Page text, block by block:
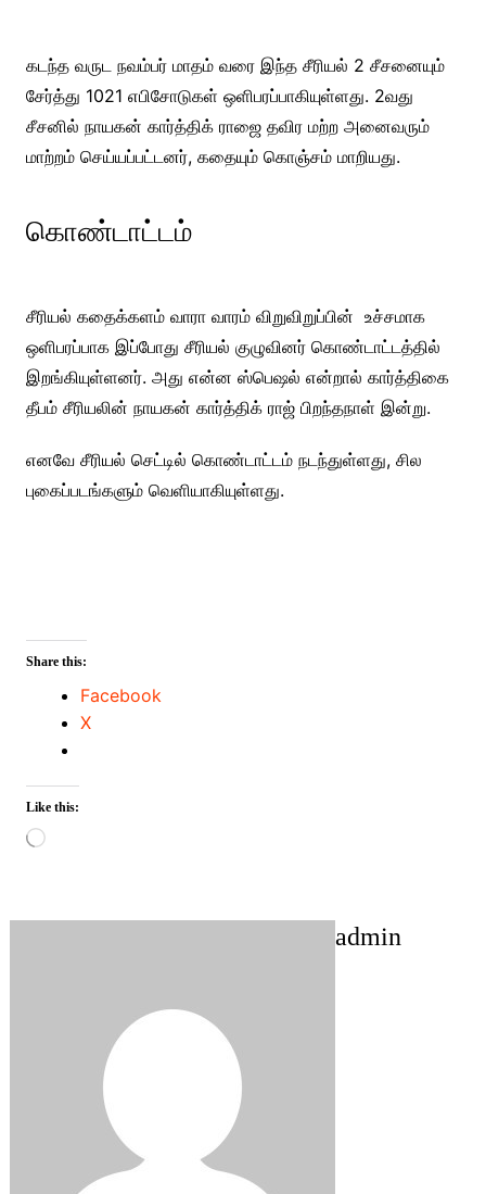
கடந்த வருட நவம்பர் மாதம் வரை இந்த சீரியல் 2 சீசனையும்
சேர்த்து 1021 எபிசோடுகள் ஒளிபரப்பாகியுள்ளது. 2வது
சீசனில் நாயகன் கார்த்திக் ராஜை தவிர மற்ற அனைவரும்
மாற்றம் செய்யப்பட்டனர், கதையும் கொஞ்சம் மாறியது.
கொண்டாட்டம்
சீரியல் கதைக்களம் வாரா வாரம் விறுவிறுப்பின் உச்சமாக
ஒளிபரப்பாக இப்போது சீரியல் குழுவினர் கொண்டாட்டத்தில்
இறங்கியுள்ளனர். அது என்ன ஸ்பெஷல் என்றால் கார்த்திகை
தீபம் சீரியலின் நாயகன் கார்த்திக் ராஜ் பிறந்தநாள் இன்று.
எனவே சீரியல் செட்டில் கொண்டாட்டம் நடந்துள்ளது, சில
புகைப்படங்களும் வெளியாகியுள்ளது.
Share this:
Facebook
X
Like this:
Loading…
admin